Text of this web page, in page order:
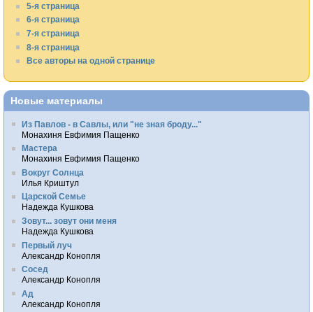
5-я страница
6-я страница
7-я страница
8-я страница
Все авторы на одной странице
Новые материалы
Из Павлов - в Савлы, или "не зная броду..."
Монахиня Евфимия Пащенко
Мастера
Монахиня Евфимия Пащенко
Вокруг Солнца
Илья Криштул
Царской Семье
Надежда Кушкова
Зовут... зовут они меня
Надежда Кушкова
Первый луч
Александр Конопля
Сосед
Александр Конопля
Ад
Александр Конопля